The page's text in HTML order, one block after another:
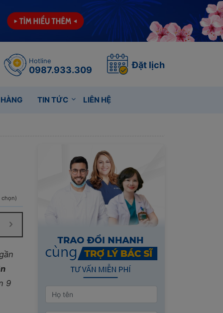
Hotline
0987.933.309 Đặt lịch
TIN TỨC LIÊN HỆ
9